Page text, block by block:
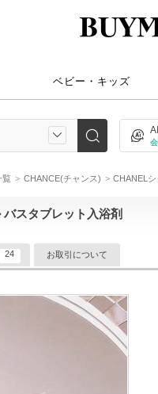
ベビー・キッズ
覧 CHANCE(チャンス) CHANEL
スタブレット入浴剤
24 お取引について